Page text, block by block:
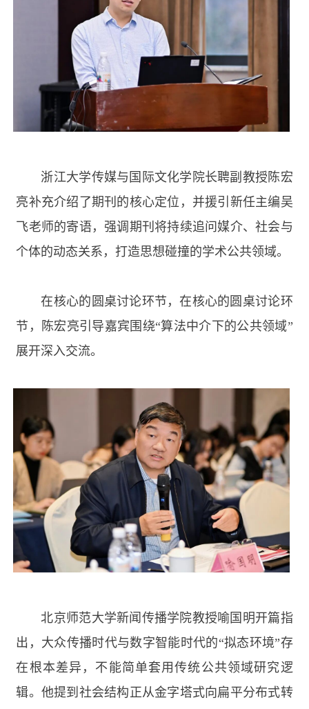
浙江大学传媒与国际文化学院长聘副教授陈宏
亮补充介绍了期刊的核心定位，并援引新任主编吴
飞老师的寄语，强调期刊将持续追问媒介、社会与
个体的动态关系，打造思想碰撞的学术公共领域。
在核心的圆桌讨论环节，在核心的圆桌讨论环
节，陈宏亮引导嘉宾围绕“算法中介下的公共领域”
展开深入交流。
北京师范大学新闻传播学院教授喻国明开篇指
出，大众传播时代与数字智能时代的“拟态环境”存
在根本差异，不能简单套用传统公共领域研究逻
辑。他提到社会结构正从金字塔式向扁平分布式转